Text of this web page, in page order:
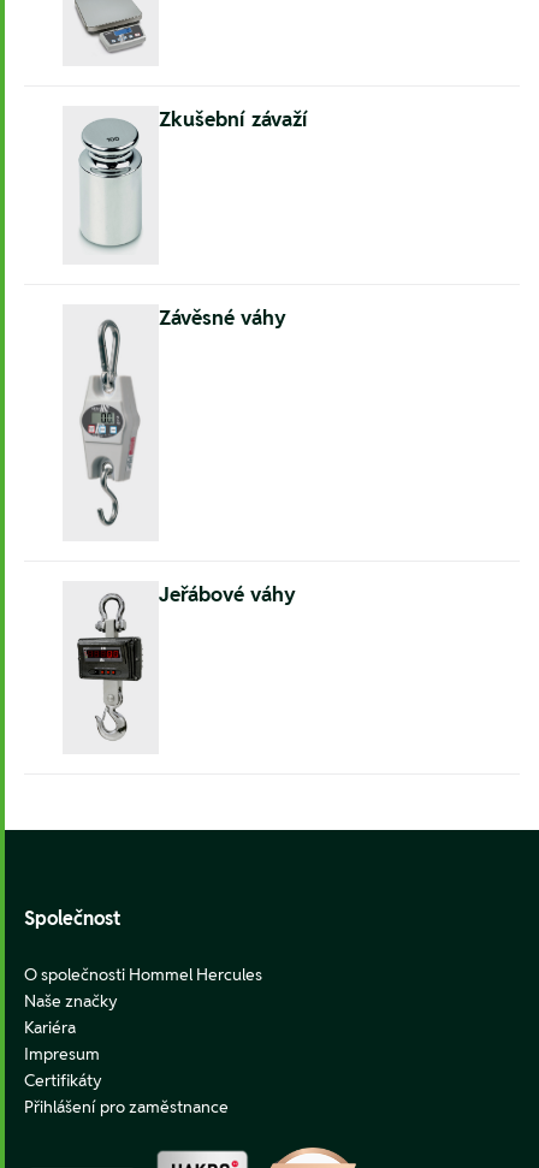
Zkušební závaží
Závěsné váhy
Jeřábové váhy
Společnost
O společnosti Hommel Hercules
Naše značky
Kariéra
Impresum
Certifikáty
Přihlášení pro zaměstnance